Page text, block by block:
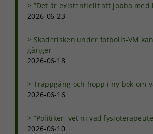
”Det är existentiellt att jobba med
2026-06-23
Skaderisken under fotbolls-VM
gånger
2026-06-18
Trappgång och hopp i ny bok om
2026-06-16
”Politiker, vet ni vad
2026-06-10